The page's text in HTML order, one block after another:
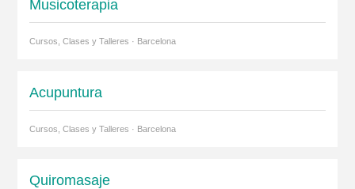
Musicoterapia
Cursos, Clases y Talleres · Barcelona
Acupuntura
Cursos, Clases y Talleres · Barcelona
Quiromasaje